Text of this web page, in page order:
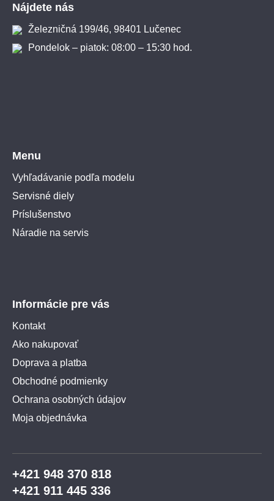
Nájdete nás
Železničná 199/46, 98401 Lučenec
Pondelok – piatok: 08:00 – 15:30 hod.
Menu
Vyhľadávanie podľa modelu
Servisné diely
Príslušenstvo
Náradie na servis
Informácie pre vás
Kontakt
Ako nakupovať
Doprava a platba
Obchodné podmienky
Ochrana osobných údajov
Moja objednávka
+421 948 370 818
+421 911 445 336